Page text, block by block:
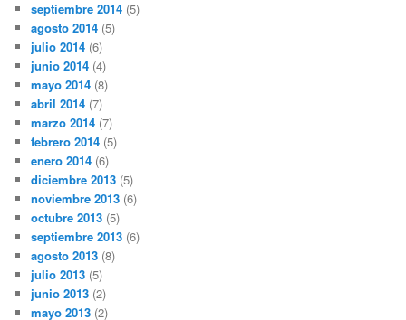
septiembre 2014 (5)
agosto 2014 (5)
julio 2014 (6)
junio 2014 (4)
mayo 2014 (8)
abril 2014 (7)
marzo 2014 (7)
febrero 2014 (5)
enero 2014 (6)
diciembre 2013 (5)
noviembre 2013 (6)
octubre 2013 (5)
septiembre 2013 (6)
agosto 2013 (8)
julio 2013 (5)
junio 2013 (2)
mayo 2013 (2)